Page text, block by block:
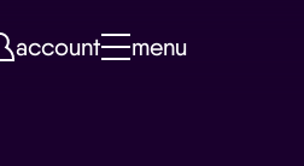
account menu